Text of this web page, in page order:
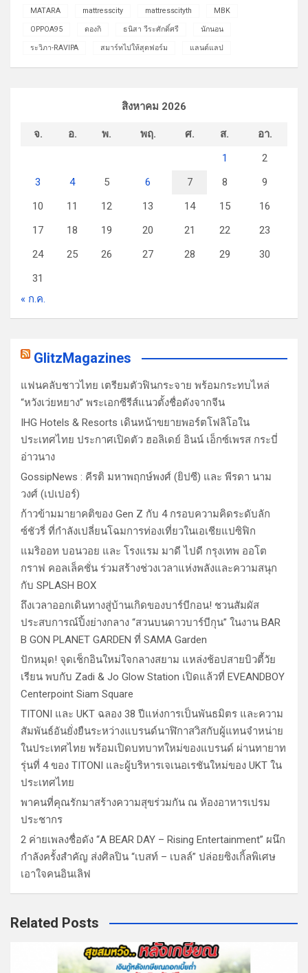
MATARA mattresscity mattresscityth MBK
OPPOA95 ดองกิ ธนิสา วีระศักดิ์ศรี นักนอน
ระวิภา-RAVIPA สมาร์ทไปให้สุดฟอร์ม แลนด์แลป
สิงหาคม 2026
จ. อ. พ. พฤ. ศ. ส.
อา.
1
2
3
4 5 6 7 8
9
10
11 12 13 14 15
16
17
18 19 20 21 22
23
24
25 26 27 28 29
30
31
« ก.ค.
GlitzMagazines
แฟนคลับชาวไทย เตรียมตัวฟินกระจาย พร้อมกระทบไหล่
“หวังเว่ยหยาง” พระเอกซีรีส์แนวตั้งชื่อดังจากจีน
IHG Hotels & Resorts เดินหน้าขยายพอร์ตโฟลิโอใน
ประเทศไทย ประกาศเปิดตัว ฮอลิเดย์ อินน์ เอ็กซ์เพรส กระบี่
อ่าวนาง
GossipNews : คีรติ มหาพฤกษ์พงศ์ (ยิปซี) และ พีรดา นาม
วงศ์ (เปเปอร์)
ก้าวข้ามมายาคติของ Gen Z กับ 4 กรอบความคิดระดับลัก
ซ์ชัวรี่ ที่กำลังเปลี่ยนโฉมการท่องเที่ยวในเอเชียแปซิฟิก
แมริออท บอนวอย และ โรงแรม มาดี ไปดี กรุงเทพ ออโต
กราฟ คอลเล็คชั่น ร่วมสร้างช่วงเวลาแห่งพลังและความสนุก
กับ SPLASH BOX
ถึงเวลาออกเดินทางสู่บ้านเกิดของบาร์บีกอน! ชวนสัมผัส
ประสบการณ์ปิ้งย่างกลาง “สวนบนดาวบาร์บีกุน” ในงาน BAR
B GON PLANET GARDEN ที่ SAMA Garden
ปักหมุด! จุดเช็กอินใหม่ใจกลางสยาม แหล่งช้อปสายบิวตี้วัย
เรียน พบกับ Zadi & Jo Glow Station เปิดแล้วที่ EVEANDBOY
Centerpoint Siam Square
TITONI และ UKT ฉลอง 38 ปีแห่งการเป็นพันธมิตร และความ
สัมพันธ์อันยั่งยืนระหว่างแบรนด์นาฬิกาสวิสกับผู้แทนจำหน่าย
ในประเทศไทย พร้อมเปิดบทบาทใหม่ของแบรนด์ ผ่านทายาท
รุ่นที่ 4 ของ TITONI และผู้บริหารเจเนอเรชันใหม่ของ UKT ใน
ประเทศไทย
พาคนที่คุณรักมาสร้างความสุขร่วมกัน ณ ห้องอาหารเปรม
ประชากร
2 ค่ายเพลงชื่อดัง “A BEAR DAY – Rising Entertainment” ผนึก
กำลังครั้งสำคัญ ส่งศิลปิน “เบสท์ – เบลล์” ปล่อยซิงเกิ้ลพิเศษ
เอาใจคนอินเลิฟ
Related Posts